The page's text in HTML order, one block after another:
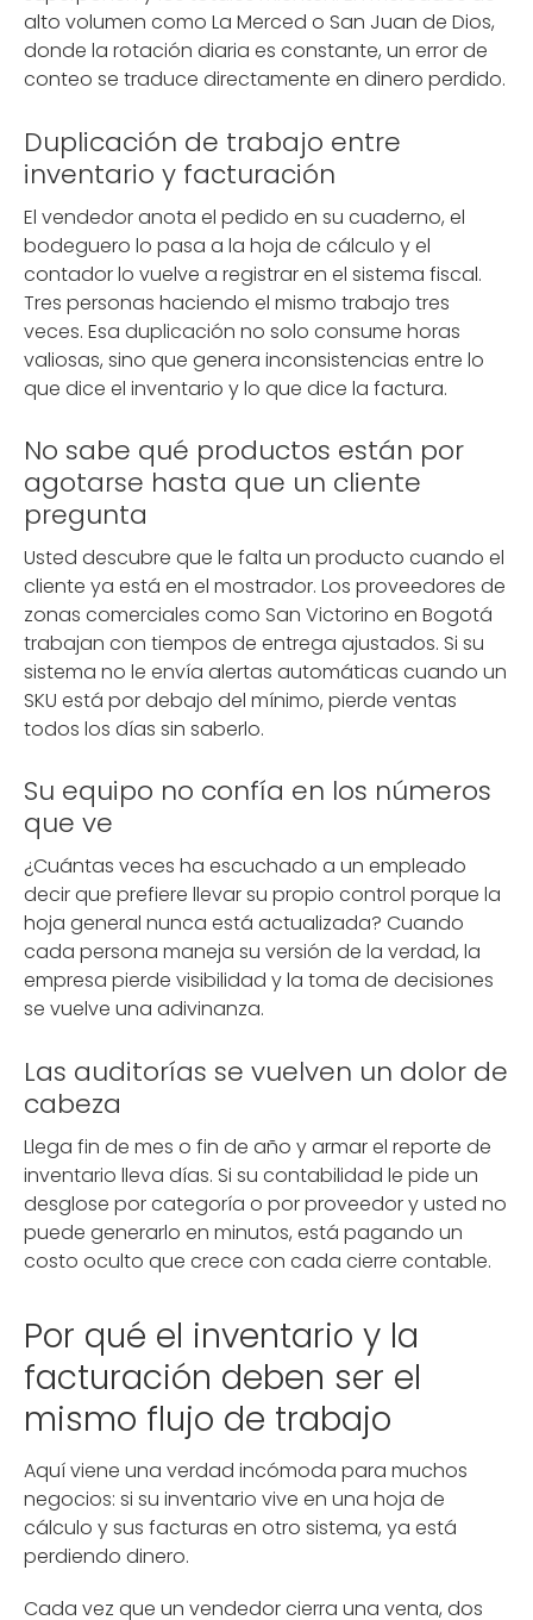
alto volumen como La Merced o San Juan de Dios,
donde la rotación diaria es constante, un error de
conteo se traduce directamente en dinero perdido.
Duplicación de trabajo entre
inventario y facturación
El vendedor anota el pedido en su cuaderno, el
bodeguero lo pasa a la hoja de cálculo y el
contador lo vuelve a registrar en el sistema fiscal.
Tres personas haciendo el mismo trabajo tres
veces. Esa duplicación no solo consume horas
valiosas, sino que genera inconsistencias entre lo
que dice el inventario y lo que dice la factura.
No sabe qué productos están por
agotarse hasta que un cliente
pregunta
Usted descubre que le falta un producto cuando el
cliente ya está en el mostrador. Los proveedores de
zonas comerciales como San Victorino en Bogotá
trabajan con tiempos de entrega ajustados. Si su
sistema no le envía alertas automáticas cuando un
SKU está por debajo del mínimo, pierde ventas
todos los días sin saberlo.
Su equipo no confía en los números
que ve
¿Cuántas veces ha escuchado a un empleado
decir que prefiere llevar su propio control porque la
hoja general nunca está actualizada? Cuando
cada persona maneja su versión de la verdad, la
empresa pierde visibilidad y la toma de decisiones
se vuelve una adivinanza.
Las auditorías se vuelven un dolor de
cabeza
Llega fin de mes o fin de año y armar el reporte de
inventario lleva días. Si su contabilidad le pide un
desglose por categoría o por proveedor y usted no
puede generarlo en minutos, está pagando un
costo oculto que crece con cada cierre contable.
Por qué el inventario y la
facturación deben ser el
mismo flujo de trabajo
Aquí viene una verdad incómoda para muchos
negocios: si su inventario vive en una hoja de
cálculo y sus facturas en otro sistema, ya está
perdiendo dinero.
Cada vez que un vendedor cierra una venta, dos